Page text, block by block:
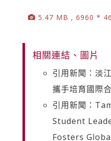
5.47 MB , 6960 *
相關連結、圖片
引用新聞：淡
攜手培育國際
引用新聞：
Student
Fosters